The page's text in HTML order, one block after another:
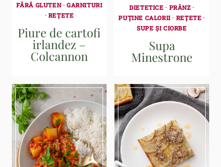
FĂRĂ GLUTEN· GARNITURI
· REȚETE
Piure de cartofi
irlandez –
Colcannon
DIETETICE · PRÂNZ·
PUȚINE CALORII· REȚETE ·
SUPE ȘI CIORBE
Supa
Minestrone